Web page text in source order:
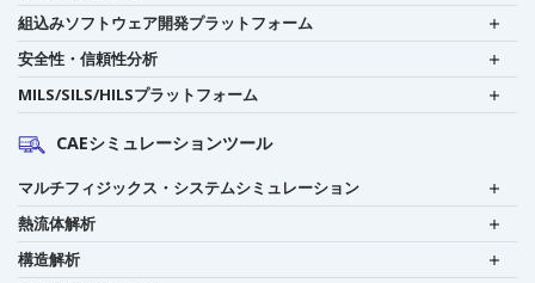
組込みソフトウェア開発プラットフォーム
安全性・信頼性分析
MILS/SILS/HILSプラットフォーム
CAEシミュレーションツール
マルチフィジックス・システムシミュレーション
熱流体解析
構造解析